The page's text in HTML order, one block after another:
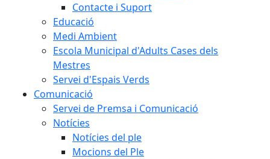
Contacte i Suport
Educació
Medi Ambient
Escola Municipal d'Adults Cases dels
Mestres
Servei d'Espais Verds
Comunicació
Servei de Premsa i Comunicació
Notícies
Notícies del ple
Mocions del Ple